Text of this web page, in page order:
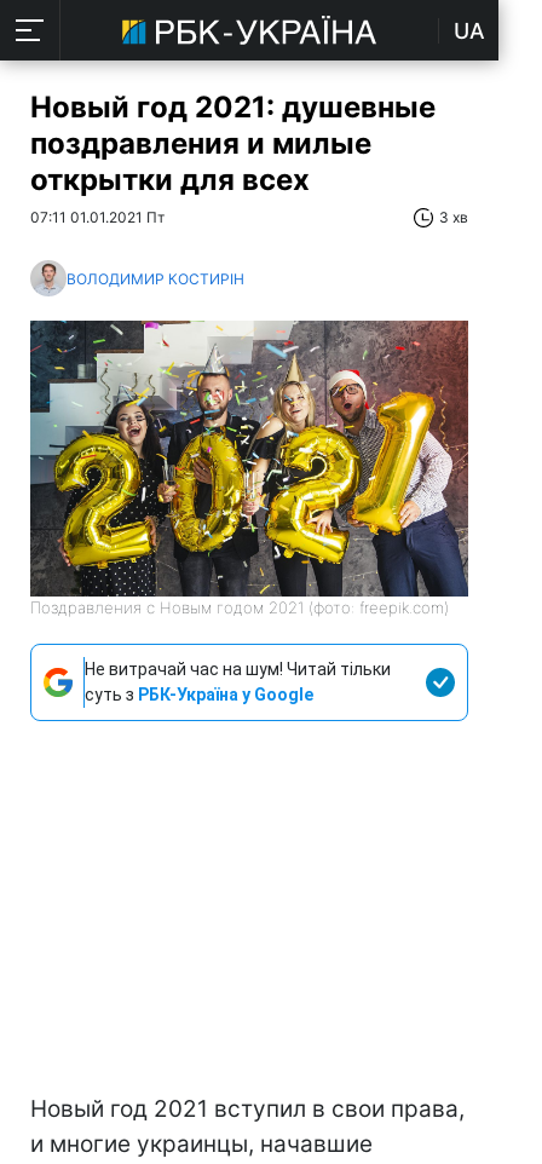
UA
Новый год 2021: душевные
поздравления и милые
открытки для всех
07:11 01.01.2021 Пт 3 хв
ВОЛОДИМИР КОСТИРІН
Поздравления с Новым годом 2021 (фото: freepik.com)
Не витрачай час на шум! Читай тільки
суть з РБК-Україна у Google
Новый год 2021 вступил в свои права,
и многие украинцы, начавшие